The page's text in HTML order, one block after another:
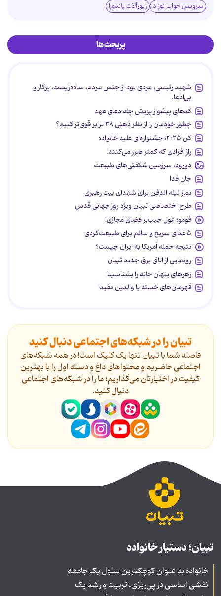
سرویس خواب نوزاد زیورآلات پاندورا
پربحث‌ها
شهید رئیسی، مردی بود از جنس مردم، ساده‌زیست، پرکار و
بی‌ادعا.
کدهای پیشواز پویش چله دعای عهد
چطور خودمان را از نظر ذهنی ۳۸ برابر قوی‌تر کنیم؟
کن ۲۰۲۵؛ جشنواره‌ای علیه خانواده
راز افرادی که کمتر ضرر می‌کنند!
دورود، سرزمین شگفتی‌های طبیعت
جان فدا
نماز لیله الدفن برای شهدای بیت رهبری
طرح اختصاصی تبیان ویژه روز جهانی قدس
فومو؛ غول جیب‌بر فضای مجازی!
۵ غذای سریع و سالم برای طبیعت‌گردی
نتیجه حمله آمریکا به ایران چیست؟
رونمایی از اتاق برق جدید تبیان
زهرهای پنهان خانه را بشناسید!
قهرمان‌های خسته یا والدین مفید!
تبیان را در شبکه‌های اجتماعی دنبال کنید
فاصله شما با تبیان تنها یک کلیک است! در همه شبکه‌های
اجتماعی حاضریم و محتواهای داغ و دسته اول را با بهترین
کیفیت در اختیارتان می‌گذاریم؛ ما را در شبکه‌های اجتماعی
دنیال کنید.
تبیان؛ دستیار خانواده
خانواده به عنوان کوچکترین سلول یک جامعه
نقشی اساسی در پی‌ریزی، تربیت و رشد یک